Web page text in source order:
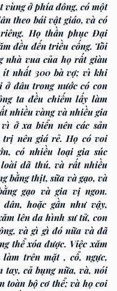
vùng ở phía đông, có một
theo bái vật giáo, và có
Họ thần phục Đại
đều đến triều cống. Tôi
nhà vua của họ rất giàu
ít nhất 300 bà vợ; vì khi
ở đâu trong nước có con
ta đều chiếm lấy làm
nhiều vàng và nhiều gia
ở xa biển nên các sản
nên giá rẻ. Họ có voi
có nhiều loại gia súc
loài dã thú, và rất nhiều
bằng thịt, sữa và gạo, và
gạo và gia vị ngon.
dân, hoặc gần như vậy,
lên da hình sư tử, con
và gì gì đó nữa và đã
thể xóa được. Việc xăm
trên mặt , cổ, ngực,
tay, cả bụng nữa, và, nói
toàn bộ cơ thể; và họ coi